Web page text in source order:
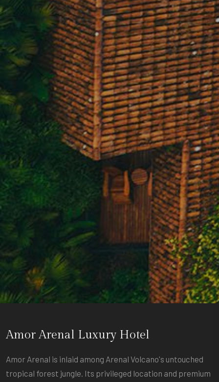
Amor Arenal Luxury Hotel
Amor Arenal is inlaid among Arenal Volcano's untouched
tropical forest jungle. Its privileged location and premium